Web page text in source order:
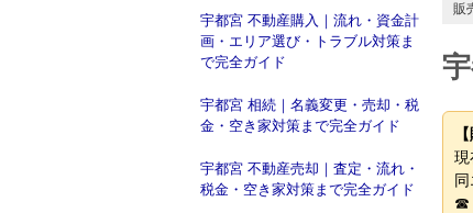
宇都宮 不動産購入｜流れ・資金計
画・エリア選び・トラブル対策ま
で完全ガイド
宇都宮 相続｜名義変更・売却・税
金・空き家対策まで完全ガイド
宇都宮 不動産売却｜査定・流れ・
税金・空き家対策まで完全ガイド
販
現
☎